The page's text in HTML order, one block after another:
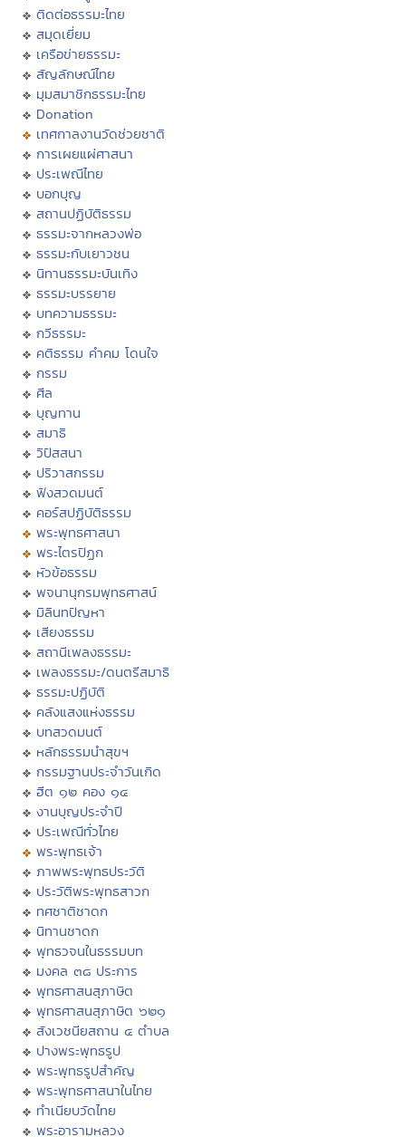
ติดต่อธรรมะไทย
สมุดเยี่ยม
เครือข่ายธรรมะ
สัญลักษณ์ไทย
มุมสมาชิกธรรมะไทย
Donation
เทศกาลงานวัดช่วยชาติ
การเผยแผ่ศาสนา
ประเพณีไทย
บอกบุญ
สถานปฏิบัติธรรม
ธรรมะจากหลวงพ่อ
ธรรมะกับเยาวชน
นิทานธรรมะบันเทิง
ธรรมะบรรยาย
บทความธรรมะ
กวีธรรมะ
คติธรรม คำคม โดนใจ
กรรม
ศีล
บุญทาน
สมาธิ
วิปัสสนา
ปริวาสกรรม
ฟังสวดมนต์
คอร์สปฏิบัติธรรม
พระพุทธศาสนา
พระไตรปิฏก
หัวข้อธรรม
พจนานุกรมพุทธศาสน์
มิลินทปัญหา
เสียงธรรม
สถานีเพลงธรรมะ
เพลงธรรมะ/ดนตรีสมาธิ
ธรรมะปฏิบัติ
คลังแสงแห่งธรรม
บทสวดมนต์
หลักธรรมนำสุขฯ
กรรมฐานประจำวันเกิด
ฮีต ๑๒ คอง ๑๔
งานบุญประจำปี
ประเพณีทั่วไทย
พระพุทธเจ้า
ภาพพระพุทธประวัติ
ประวัติพระพุทธสาวก
ทศชาติชาดก
นิทานชาดก
พุทธวจนในธรรมบท
มงคล ๓๘ ประการ
พุทธศาสนสุภาษิต
พุทธศาสนสุภาษิต ๖๒๑
สังเวชนียสถาน ๔ ตำบล
ปางพระพุทธรูป
พระพุทธรูปสำคัญ
พระพุทธศาสนาในไทย
ทำเนียบวัดไทย
พระอารามหลวง